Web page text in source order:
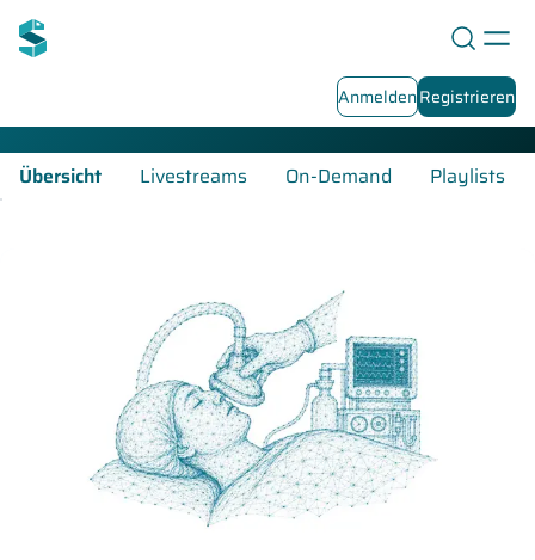
AnmeldenRegistrieren
Anästhesie-Fortbildungen
Übersicht Livestreams On-Demand Playlists